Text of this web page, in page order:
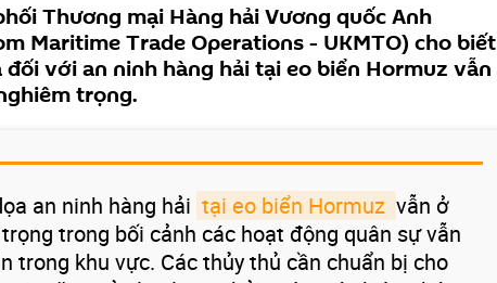
Thương mại Hàng hải Vương quốc Anh
Maritime Trade Operations - UKMTO) cho biết
đối với an ninh hàng hải tại eo biển Hormuz vẫn
trọng.
an ninh hàng hải tại eo biển Hormuz vẫn ở
trong bối cảnh các hoạt động quân sự vẫn
trong khu vực. Các thủy thủ cần chuẩn bị cho